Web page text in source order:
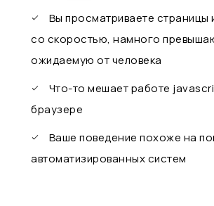
Вы просматриваете страницы
со скоростью, намного
ожидаемую от человека
Что-то мешает работе
браузере
Ваше поведение похоже на
автоматизированных систем